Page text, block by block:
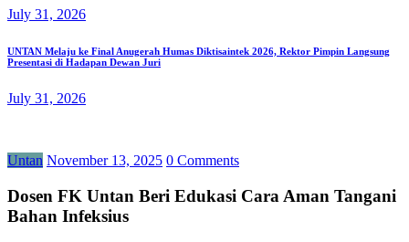
July 31, 2026
UNTAN Melaju ke Final Anugerah Humas Diktisaintek 2026, Rektor Pimpin Langsung
Presentasi di Hadapan Dewan Juri
July 31, 2026
Untan November 13, 2025 0 Comments
Dosen FK Untan Beri Edukasi Cara Aman Tangani
Bahan Infeksius